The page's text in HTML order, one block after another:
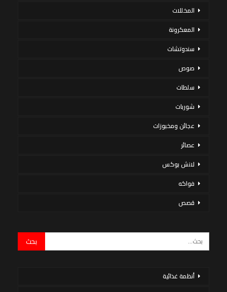
المخللات
المعكرونة
سندوتشات
صوص
سلطات
شوربات
عجائن ومخبوزات
عصائر
لانش بوكس
فواكه
قصص
أنظمة غذائية